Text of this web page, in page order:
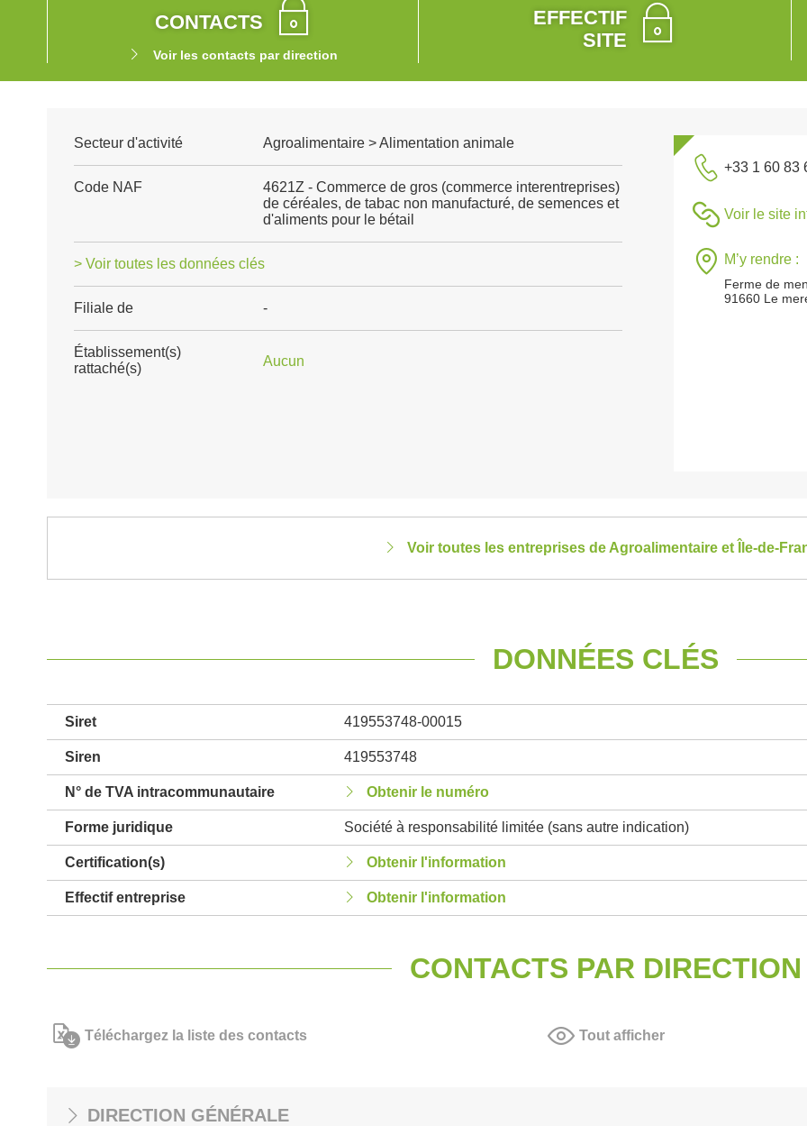
CONTACTS
Voir les contacts par direction
EFFECTIF
SITE
Secteur d'activité Agroalimentaire > Alimentation animale
Code NAF
4621Z - Commerce de gros (commerce interentreprises)
de céréales, de tabac non manufacturé, de semences et
d'aliments pour le bétail
> Voir toutes les données clés
Filiale de -
Établissement(s)
rattaché(s)
Aucun
+33 1 60 83
Voir le site
M’y rendre :
Ferme de
91660 Le
Voir toutes les entreprises de Agroalimentaire et Île-de-
DONNÉES CLÉS
Siret 419553748-00015
Siren 419553748
N° de TVA intracommunautaire Obtenir le numéro
Forme juridique Société à responsabilité limitée (sans autre indication)
Certification(s) Obtenir l'information
Effectif entreprise Obtenir l'information
CONTACTS PAR DIRECTION
Téléchargez la liste des contacts Tout afficher
DIRECTION GÉNÉRALE